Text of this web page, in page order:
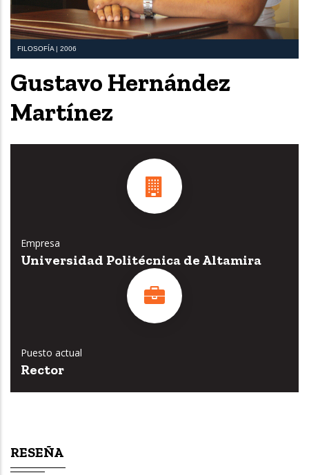
FILOSOFÍA | 2006
Gustavo Hernández
Martínez
Empresa
Universidad Politécnica de Altamira
Puesto actual
Rector
RESEÑA